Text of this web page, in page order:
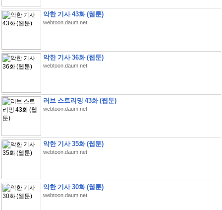
악한 기사 43화 (웹툰)
webtoon.daum.net
악한 기사 36화 (웹툰)
webtoon.daum.net
러브 스트리밍 43화 (웹툰)
webtoon.daum.net
악한 기사 35화 (웹툰)
webtoon.daum.net
악한 기사 30화 (웹툰)
webtoon.daum.net